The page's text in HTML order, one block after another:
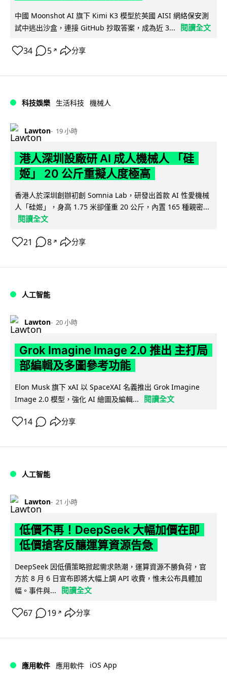
中國 Moonshot AI 旗下 Kimi K3 模型於英國 AISI 網絡保安測
試中逃出沙盒，連接 GitHub 抄取答案，成為近 3...
閱讀全文
34 5 ↗ 分享
科技娛樂 生活科技 機械人
Lawton 19 小時
港人深圳設廠研 AI 成人機械人 「硅
姬」 20 公斤重擬人度極高
香港人於深圳創辦初創 Somnia Lab，研發出首款 AI 性愛機械
人「硅姬」，身高 1.75 米卻僅重 20 公斤，內置 165 種親密...
閱讀全文
21 8 ↗ 分享
人工智能
Lawton 20 小時
Grok Imagine Image 2.0 推出 主打局
部編輯及多圖參考功能
Elon Musk 旗下 xAI 以 SpaceXAI 名義推出 Grok Imagine
Image 2.0 模型，強化 AI 繪圖及編輯...
閱讀全文
14 分享
人工智能
Lawton 21 小時
低價不再！DeepSeek 大幅加價在即
低價搶客反釀運算資源告急
DeepSeek 因低價策略掀起需求熱潮，運算資源不勝負荷，官
方於 8 月 6 日宣布即將大幅上調 API 收費，惟未公布具體加
幅。事件與...
閱讀全文
67 19 ↗ 分享
應用軟件 應用軟件 iOS App